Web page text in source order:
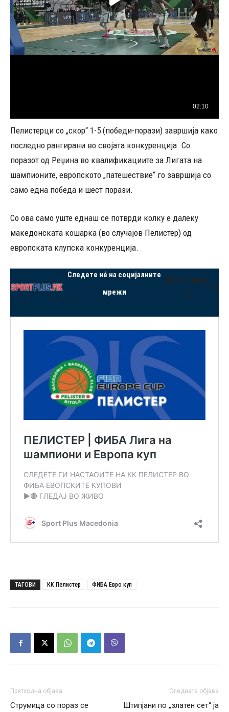
Пелистерци со „скор“ 1-5 (победи-порази) завршија како
последно рангирани во својата конкуренција. Со
поразот од Реџина во квалификациите за Лигата на
шампионите, европското „патешествие“ го завршија со
само една победа и шест порази.
Со ова само уште еднаш се потврди колку е далеку
македонската кошарка (во случајов Пелистер) од
европската клупска конкуренција.
Следете нé на социјалните
мрежи
Facebook
Instagram
X YouTube
VK
Mail
ТАГОВИ КК Пелистер ФИБА Евро куп
Претходна објава
Струмица со пораз се
Следната објава
Штипјани по „златен сет“ ја